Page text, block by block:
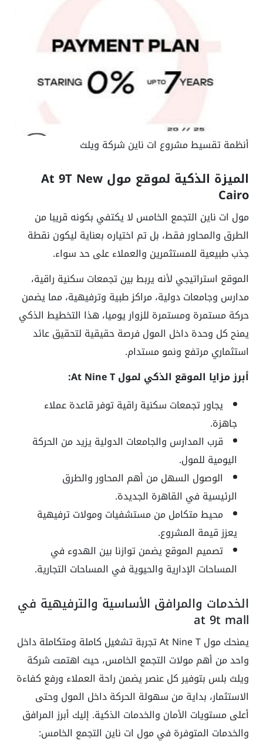
أنظمة تقسيط مشروع ات ناين شركة ويلث
الميزة الذكية لموقع مول At 9T New
Cairo
مول ات ناين التجمع الخامس لا يكتفي بكونه قريبا من
الطرق والمحاور فقط، بل تم اختياره بعناية ليكون نقطة
جذب طبيعية للمستثمرين والعملاء على حد سواء.
الموقع استراتيجي لأنه يربط بين تجمعات سكنية راقية،
مدارس وجامعات دولية، مراكز طبية وترفيهية، مما يضمن
حركة مستمرة ومستمرة للزوار يوميا، هذا التخطيط الذكي
يمنح كل وحدة داخل المول فرصة حقيقية لتحقيق عائد
استثماري مرتفع ونمو مستدام.
أبرز مزايا الموقع الذكي لمول At Nine T:
يجاور تجمعات سكنية راقية توفر قاعدة عملاء
جاهزة.
قرب المدارس والجامعات الدولية يزيد من الحركة
اليومية للمول.
الوصول السهل من أهم المحاور والطرق
الرئيسية في القاهرة الجديدة.
محيط متكامل من مستشفيات ومولات ترفيهية
يعزز قيمة المشروع.
تصميم الموقع يضمن توازنا بين الهدوء في
المساحات الإدارية والحيوية في المساحات التجارية.
الخدمات والمرافق الأساسية والترفيهية في
at 9t mall
يمنحك مول At Nine T تجربة تشغيل كاملة ومتكاملة داخل
واحد من أهم مولات التجمع الخامس، حيث اهتمت شركة
ويلث بلس بتوفير كل عنصر يضمن راحة العملاء ورفع كفاءة
الاستثمار، بداية من سهولة الحركة داخل المول وحتى
أعلى مستويات الأمان والخدمات الذكية. إليك أبرز المرافق
والخدمات المتوفرة في مول ات ناين التجمع الخامس: